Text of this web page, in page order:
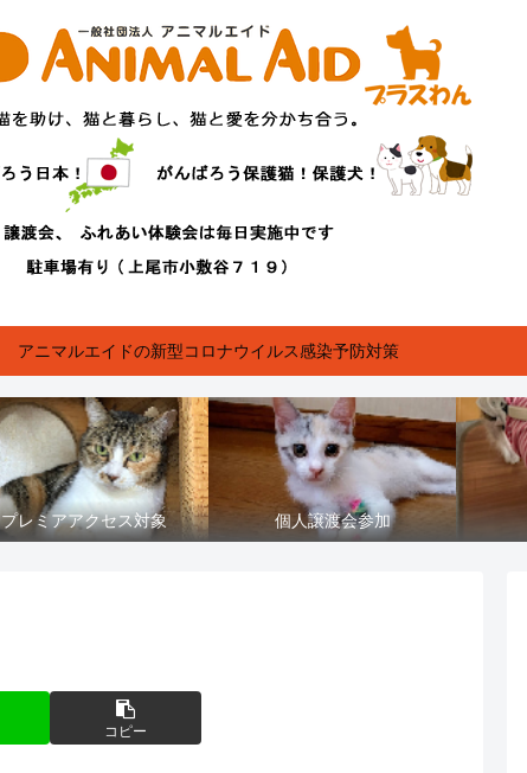
アニマルエイドの新型コロナウイルス感染予防対策
プレミアアクセス対象 個人譲渡会参加
コピー